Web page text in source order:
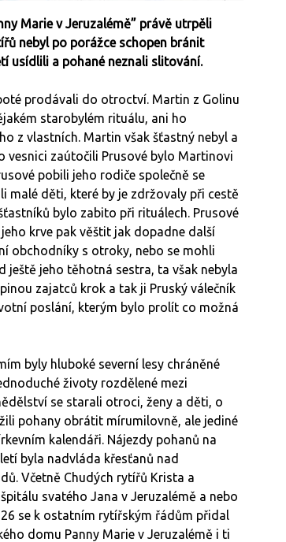
Marie v Jeruzalémě” právě utrpěli
nebyl po porážce schopen bránit
usídlili a pohané neznali slitování.
prodávali do otroctví. Martin z Golinu
starobylém rituálu, ani ho
z vlastních. Martin však šťastný nebyl a
vesnici zaútočili Prusové bylo Martinovi
pobili jeho rodiče společně se
malé děti, které by je zdržovaly při cestě
bylo zabito při rituálech. Prusové
krve pak věštit jak dopadne další
obchodníky s otroky, nebo se mohli
jeho těhotná sestra, ta však nebyla
zajatců krok a tak ji Pruský válečník
poslání, kterým bylo prolít co možná
byly hluboké severní lesy chráněné
životy rozdělené mezi
se starali otroci, ženy a děti, o
pohany obrátit mírumilovně, ale jediné
kalendáři. Nájezdy pohanů na
byla nadvláda křesťanů nad
Včetně Chudých rytířů Krista a
svatého Jana v Jeruzalémě a nebo
se k ostatním rytířským řádům přidal
domu Panny Marie v Jeruzalémě i ti